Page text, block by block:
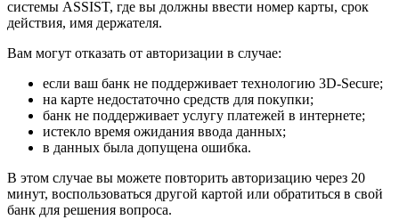
системы ASSIST, где вы должны ввести номер карты, срок
действия, имя держателя.
Вам могут отказать от авторизации в случае:
если ваш банк не поддерживает технологию 3D-Secure;
на карте недостаточно средств для покупки;
банк не поддерживает услугу платежей в интернете;
истекло время ожидания ввода данных;
в данных была допущена ошибка.
В этом случае вы можете повторить авторизацию через 20
минут, воспользоваться другой картой или обратиться в свой
банк для решения вопроса.